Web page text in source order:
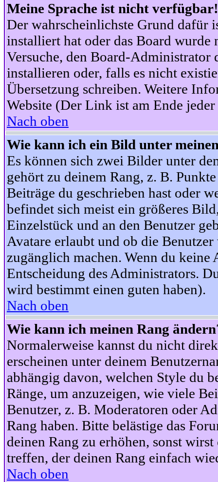
Meine Sprache ist nicht verfügbar!
Der wahrscheinlichste Grund dafür
installiert hat oder das Board wurde
Versuche, den Board-Administrator
installieren oder, falls es nicht
Übersetzung schreiben. Weitere
Website (Der Link ist am Ende jeder
Nach oben
Wie kann ich ein Bild unter
Es können sich zwei Bilder unter
gehört zu deinem Rang, z. B.
Beiträge du geschrieben hast oder
befindet sich meist ein größeres
Einzelstück und an den Benutzer
Avatare erlaubt und ob die
zugänglich machen. Wenn du keine
Entscheidung des Administrators.
wird bestimmt einen guten haben).
Nach oben
Wie kann ich meinen Rang
Normalerweise kannst du nicht
erscheinen unter deinem
abhängig davon, welchen Style du
Ränge, um anzuzeigen, wie viele
Benutzer, z. B. Moderatoren oder
Rang haben. Bitte belästige das
deinen Rang zu erhöhen, sonst
treffen, der deinen Rang einfach
Nach oben